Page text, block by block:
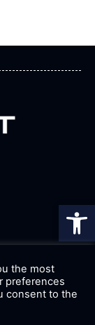
the most
preferences
consent to the